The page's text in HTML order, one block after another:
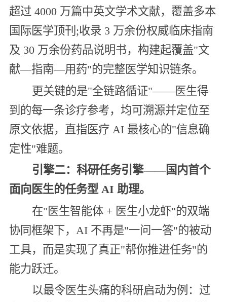
超过 4000 万篇中英文学术文献，覆盖多本
国际医学顶刊;收录 3 万余份权威临床指南
及 30 万余份药品说明书，构建起覆盖"文
献—指南—用药"的完整医学知识链条。
更关键的是"全链路循证"——医生得
到的每一条诊疗参考，均可溯源并定位至
原文依据，直指医疗 AI 最核心的"信息确
定性"难题。
引擎二：科研任务引擎——国内首个
面向医生的任务型 AI 助理。
在"医生智能体 + 医生小龙虾"的双端
协同框架下，AI 不再是"一问一答"的被动
工具，而是实现了真正"帮你推进任务"的
能力跃迁。
以最令医生头痛的科研启动为例：过